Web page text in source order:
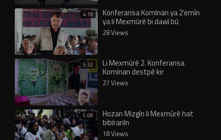
4:18 Konferansa Komînan ya 2’emîn
ya li Mexmûrê bi dawî bû
28 Views
5:32 Li Mexmûrê 2. Konferansa
Komînan destpê kir
27 Views
5:08 Hozan Mizgîn li Mexmûrê hat
bibîranîn
18 Views